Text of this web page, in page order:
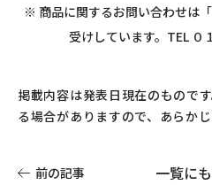
※ 商品に関するお問い合わせは
受けしています。TEL ０
掲載内容は発表日現在のもので
る場合がありますので、あらか
前の記事 一覧に